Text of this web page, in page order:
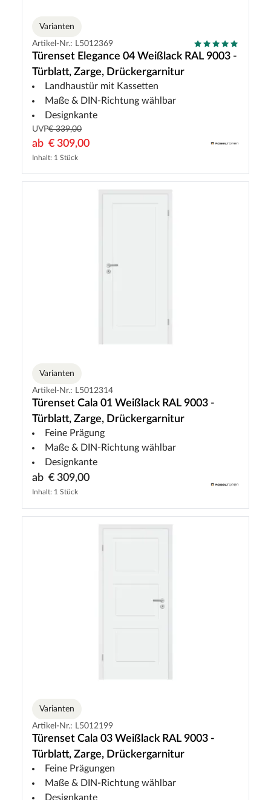
Varianten
Artikel-Nr.: L5012369
Türenset Elegance 04 Weißlack RAL 9003 -
Türblatt, Zarge, Drückergarnitur
Landhaustür mit Kassetten
Maße & DIN-Richtung wählbar
Designkante
UVP€ 339,00
ab € 309,00
Inhalt: 1 Stück
Varianten
Artikel-Nr.: L5012314
Türenset Cala 01 Weißlack RAL 9003 -
Türblatt, Zarge, Drückergarnitur
Feine Prägung
Maße & DIN-Richtung wählbar
Designkante
ab € 309,00
Inhalt: 1 Stück
Varianten
Artikel-Nr.: L5012199
Türenset Cala 03 Weißlack RAL 9003 -
Türblatt, Zarge, Drückergarnitur
Feine Prägungen
Maße & DIN-Richtung wählbar
Designkante